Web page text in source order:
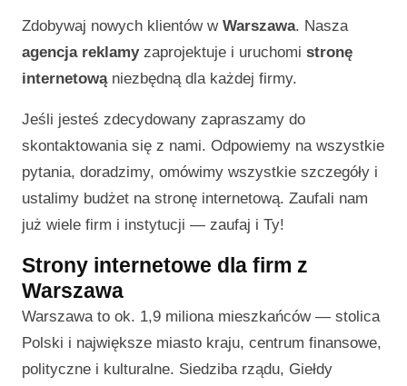
Zdobywaj nowych klientów w Warszawa. Nasza
agencja reklamyzaprojektuje i uruchomi stronę
internetowąniezbędną dla każdej firmy.
Jeśli jesteś zdecydowany zapraszamy do
skontaktowania się z nami. Odpowiemy na wszystkie
pytania, doradzimy, omówimy wszystkie szczegóły i
ustalimy budżet na stronę internetową. Zaufali nam
już wiele firm i instytucji — zaufaj i Ty!
Strony internetowe dla firm z
Warszawa
Warszawa to ok. 1,9 miliona mieszkańców — stolica
Polski i największe miasto kraju, centrum finansowe,
polityczne i kulturalne. Siedziba rządu, Giełdy